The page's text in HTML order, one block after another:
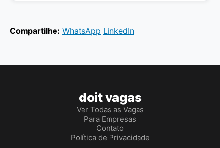
Compartilhe: WhatsApp LinkedIn
doit vagas
Ver Todas as Vagas
Para Empresas
Contato
Política de Privacidade